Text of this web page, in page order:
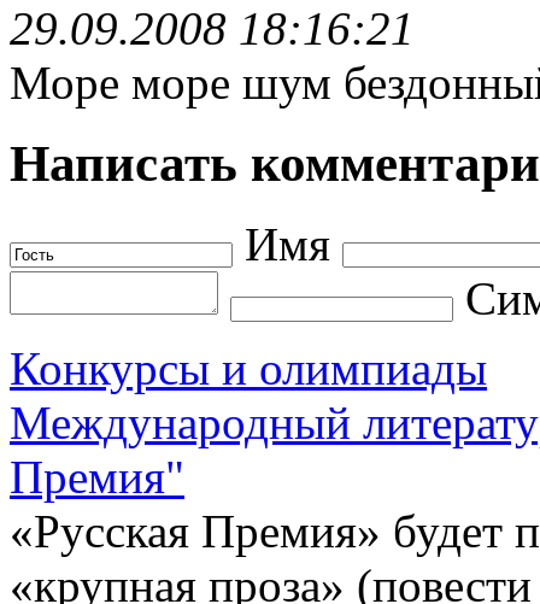
29.09.2008 18:16:21
Море море шум
Написать
Имя
Конкурсы и олимпиады
Международный
Премия"
«Русская Премия» будет
«крупная проза»